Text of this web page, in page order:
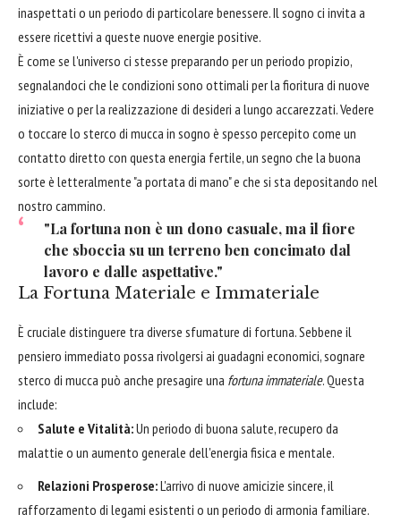
inaspettati o un periodo di particolare benessere. Il sogno ci invita a
essere ricettivi a queste nuove energie positive.
È come se l'universo ci stesse preparando per un periodo propizio,
segnalandoci che le condizioni sono ottimali per la fioritura di nuove
iniziative o per la realizzazione di desideri a lungo accarezzati. Vedere
o toccare lo sterco di mucca in sogno è spesso percepito come un
contatto diretto con questa energia fertile, un segno che la buona
sorte è letteralmente "a portata di mano" e che si sta depositando nel
nostro cammino.
"La fortuna non è un dono casuale, ma il fiore
che sboccia su un terreno ben concimato dal
lavoro e dalle aspettative."
La Fortuna Materiale e Immateriale
È cruciale distinguere tra diverse sfumature di fortuna. Sebbene il
pensiero immediato possa rivolgersi ai guadagni economici, sognare
sterco di mucca può anche presagire una fortuna immateriale. Questa
include:
Salute e Vitalità:Un periodo di buona salute, recupero da
malattie o un aumento generale dell'energia fisica e mentale.
Relazioni Prosperose:L'arrivo di nuove amicizie sincere, il
rafforzamento di legami esistenti o un periodo di armonia familiare.